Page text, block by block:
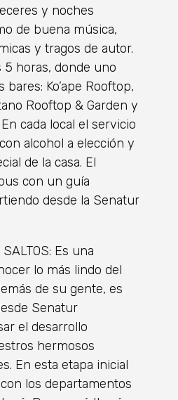
y noches
de buena música,
y tragos de autor.
horas, donde uno
Ko’ape Rooftop,
Rooftop & Garden y
cada local el servicio
alcohol a elección y
de la casa. El
con un guía
desde la Senatur
Es una
lo más lindo del
de su gente, es
Senatur
el desarrollo
hermosos
En esta etapa inicial
los departamentos